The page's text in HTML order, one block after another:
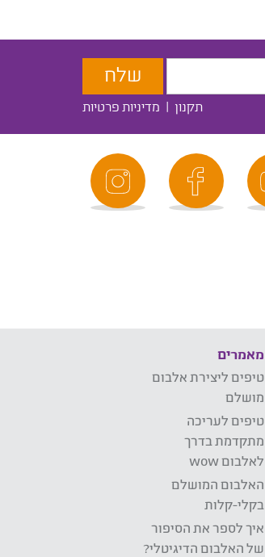
תקנון | מדיניות פרטיות
מאמרים
טיפים ליצירת אלבום
מושלם
טיפים לעריכה
מתקדמת בדרך
לאלבום wow
האלבום המושלם
בקלי-קלות
איך לספר את הסיפור
של האלבום הדיגיטלי?